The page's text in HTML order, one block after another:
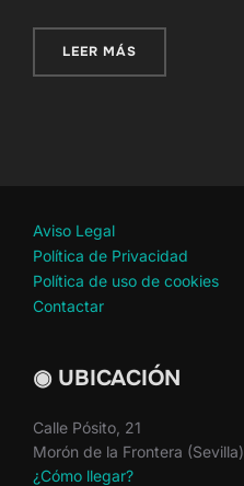
LEER MÁS
Aviso Legal
Política de Privacidad
Política de uso de cookies
Contactar
◉ UBICACIÓN
Calle Pósito, 21
Morón de la Frontera (Sevilla)
¿Cómo llegar?